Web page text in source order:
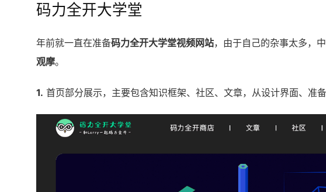
码力全开大学堂
年前就一直在准备码力全开大学堂视频网站，由于自己的杂事太多，
观摩。
1. 首页部分展示，主要包含知识框架、社区、文章，从设计界面、准